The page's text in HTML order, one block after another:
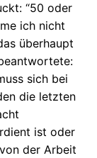
“50 oder
ich nicht
überhaupt
sich bei
die letzten
ist oder
der Arbeit